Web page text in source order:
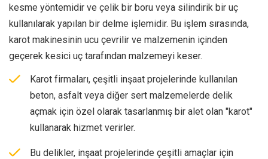
kesme yöntemidir ve çelik bir boru veya silindirik bir uç
kullanılarak yapılan bir delme işlemidir. Bu işlem sırasında,
karot makinesinin ucu çevrilir ve malzemenin içinden
geçerek kesici uç tarafından malzemeyi keser.
Karot firmaları, çeşitli inşaat projelerinde kullanılan
beton, asfalt veya diğer sert malzemelerde delik
açmak için özel olarak tasarlanmış bir alet olan "karot"
kullanarak hizmet verirler.
Bu delikler, inşaat projelerinde çeşitli amaçlar için